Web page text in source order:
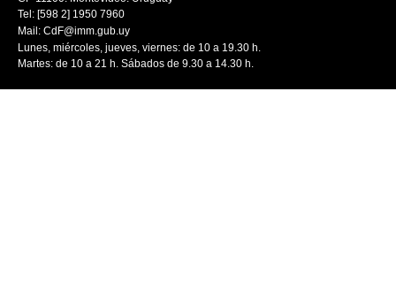
Tel: [598 2] 1950 7960
Mail: CdF@imm.gub.uy
Lunes, miércoles, jueves, viernes: de 10 a 19.30 h.
Martes: de 10 a 21 h. Sábados de 9.30 a 14.30 h.